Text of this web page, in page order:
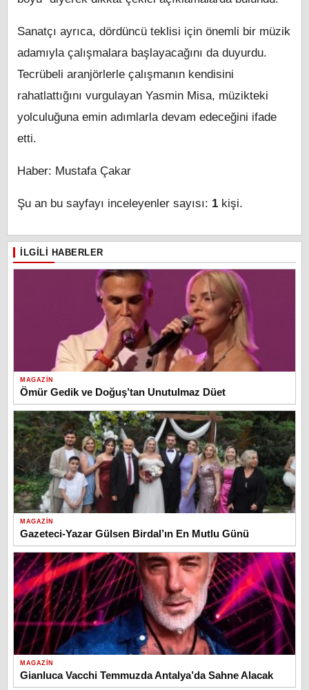
Sanatçı ayrıca, dördüncü teklisi için önemli bir müzik
adamıyla çalışmalara başlayacağını da duyurdu.
Tecrübeli aranjörlerle çalışmanın kendisini
rahatlattığını vurgulayan Yasmin Misa, müzikteki
yolculuğuna emin adımlarla devam edeceğini ifade
etti.
Haber: Mustafa Çakar
Şu an bu sayfayı inceleyenler sayısı: 1 kişi.
İLGILI HABERLER
MAGAZIN
Ömür Gedik ve Doğuş’tan Unutulmaz Düet
MAGAZIN
Gazeteci-Yazar Gülsen Birdal’ın En Mutlu Günü
MAGAZIN
Gianluca Vacchi Temmuzda Antalya’da Sahne Alacak